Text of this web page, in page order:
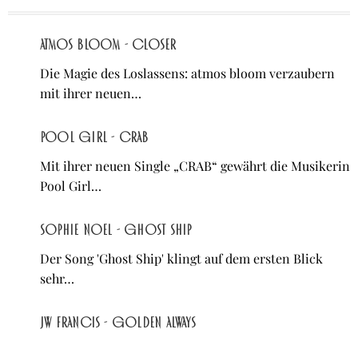
atmos bloom - Closer
Die Magie des Loslassens: atmos bloom verzaubern
mit ihrer neuen…
Pool Girl - CRAB
Mit ihrer neuen Single „CRAB“ gewährt die Musikerin
Pool Girl…
Sophie Noel - Ghost Ship
Der Song 'Ghost Ship' klingt auf dem ersten Blick
sehr…
JW Francis - Golden Always